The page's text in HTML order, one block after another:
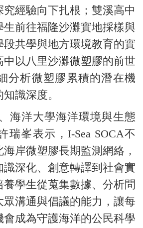
經驗向下扎根；雙溪高中
生前往福隆沙灘實地採樣與
共學與地方環境教育的實
中以八里沙灘微塑膠的前世
分析微塑膠累積的潛在機
識深度。
海洋大學海洋環境與生態
瑞峯表示，I-Sea SOCA不
岸微塑膠長期監測網絡，
識深化、創意轉譯到社會實
學生從蒐集數據、分析問
眾溝通與倡議的能力，讓每
成為守護海洋的公民科學